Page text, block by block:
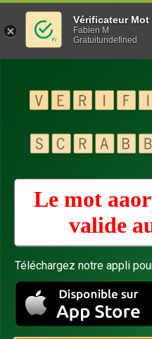
Le mot
valide
Téléchargez notre appli
Vérificateur Mot
Fabien M
Gratuitundefined